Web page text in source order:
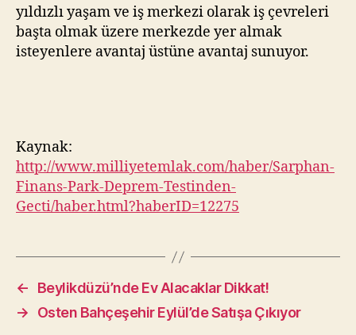
yıldızlı yaşam ve iş merkezi olarak iş çevreleri
başta olmak üzere merkezde yer almak
isteyenlere avantaj üstüne avantaj sunuyor.
Kaynak:
http://www.milliyetemlak.com/haber/Sarphan-
Finans-Park-Deprem-Testinden-
Gecti/haber.html?haberID=12275
←
Beylikdüzü’nde Ev Alacaklar Dikkat!
→
Osten Bahçeşehir Eylül’de Satışa Çıkıyor